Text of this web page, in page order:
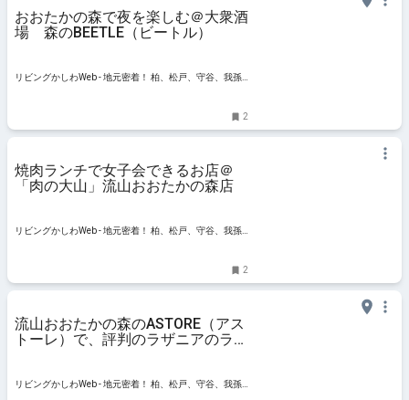
おおたかの森で夜を楽しむ＠大衆酒
場 森のBEETLE（ビートル）
リビングかしわWeb - 地元密着！ 柏、松戸、守谷、我孫
2
焼肉ランチで女子会できるお店＠
「肉の大山」流山おおたかの森店
リビングかしわWeb - 地元密着！ 柏、松戸、守谷、我孫
2
流山おおたかの森のASTORE（アス
トーレ）で、評判のラザニアのラン
リビングかしわWeb - 地元密着！ 柏、松戸、守谷、我孫